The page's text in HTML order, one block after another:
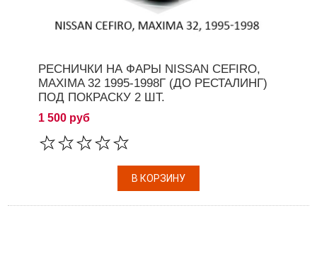
РЕСНИЧКИ НА ФАРЫ NISSAN CEFIRO,
MAXIMA 32 1995-1998Г (ДО РЕСТАЛИНГ)
ПОД ПОКРАСКУ 2 ШТ.
1 500 руб